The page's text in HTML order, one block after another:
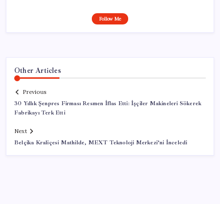
Follow Me
Other Articles
Previous
30 Yıllık Şenpres Firması Resmen İflas Etti: İşçiler Makineleri Sökerek
Fabrikayı Terk Etti
Next
Belçika Kraliçesi Mathilde, MEXT Teknoloji Merkezi’ni İnceledi